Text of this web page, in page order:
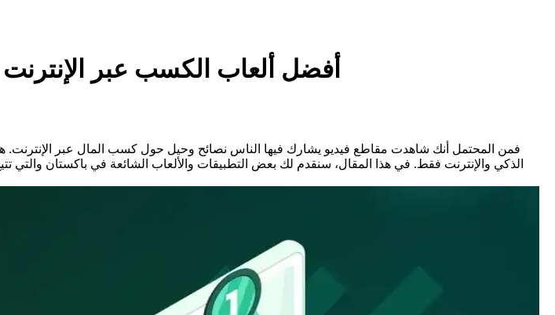
أفضل ألعاب الكسب عبر
الذكي والإنترنت فقط. في هذا المقال، سنقدم لك بعض التطبيقات والألعاب الشائعة في باكستان